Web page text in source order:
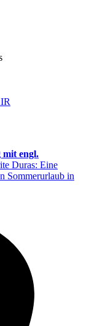
engl.
Duras: Eine
Sommerurlaub in